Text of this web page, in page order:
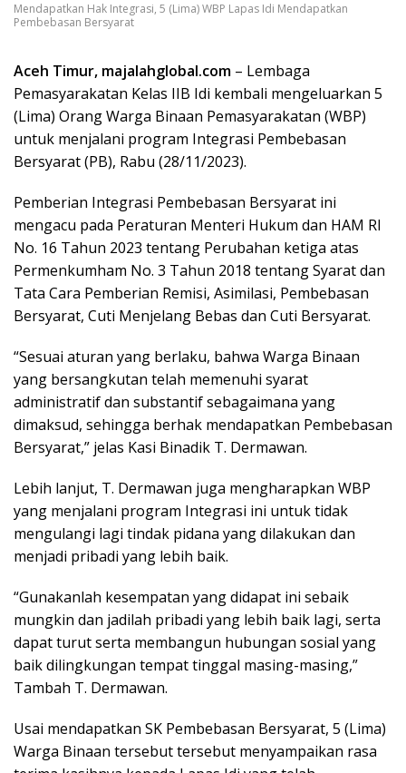
Mendapatkan Hak Integrasi, 5 (Lima) WBP Lapas Idi Mendapatkan
Pembebasan Bersyarat
Aceh Timur, majalahglobal.com – Lembaga
Pemasyarakatan Kelas IIB Idi kembali mengeluarkan 5
(Lima) Orang Warga Binaan Pemasyarakatan (WBP)
untuk menjalani program Integrasi Pembebasan
Bersyarat (PB), Rabu (28/11/2023).
Pemberian Integrasi Pembebasan Bersyarat ini
mengacu pada Peraturan Menteri Hukum dan HAM RI
No. 16 Tahun 2023 tentang Perubahan ketiga atas
Permenkumham No. 3 Tahun 2018 tentang Syarat dan
Tata Cara Pemberian Remisi, Asimilasi, Pembebasan
Bersyarat, Cuti Menjelang Bebas dan Cuti Bersyarat.
“Sesuai aturan yang berlaku, bahwa Warga Binaan
yang bersangkutan telah memenuhi syarat
administratif dan substantif sebagaimana yang
dimaksud, sehingga berhak mendapatkan Pembebasan
Bersyarat,” jelas Kasi Binadik T. Dermawan.
Lebih lanjut, T. Dermawan juga mengharapkan WBP
yang menjalani program Integrasi ini untuk tidak
mengulangi lagi tindak pidana yang dilakukan dan
menjadi pribadi yang lebih baik.
“Gunakanlah kesempatan yang didapat ini sebaik
mungkin dan jadilah pribadi yang lebih baik lagi, serta
dapat turut serta membangun hubungan sosial yang
baik dilingkungan tempat tinggal masing-masing,”
Tambah T. Dermawan.
Usai mendapatkan SK Pembebasan Bersyarat, 5 (Lima)
Warga Binaan tersebut tersebut menyampaikan rasa